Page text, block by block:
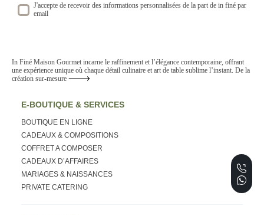
J'accepte de recevoir des informations personnalisées de la part de in finé par
email
In Finé Maison Gourmet incarne le raffinement et l’élégance contemporaine, offrant
une expérience unique où chaque détail culinaire et art de table sublime l’instant. De la
création sur-mesure
E-BOUTIQUE & SERVICES
BOUTIQUE EN LIGNE
CADEAUX & COMPOSITIONS
COFFRET A COMPOSER
CADEAUX D’AFFAIRES
MARIAGES & NAISSANCES
PRIVATE CATERING